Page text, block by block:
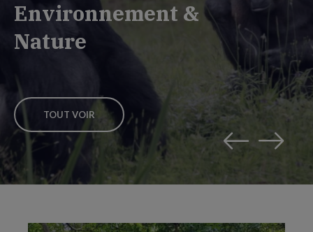
Environnement &
Nature
TOUT VOIR